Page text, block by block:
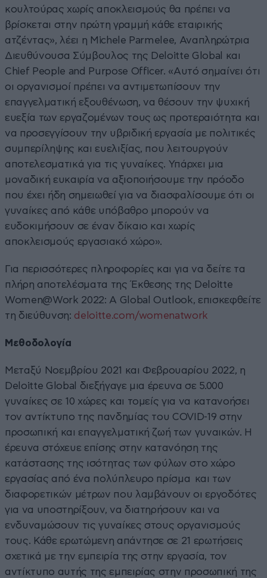
κουλτούρας χωρίς αποκλεισμούς θα πρέπει να
βρίσκεται στην πρώτη γραμμή κάθε εταιρικής
ατζέντας», λέει η Michele Parmelee, Αναπληρώτρια
Διευθύνουσα Σύμβουλος της Deloitte Global και
Chief People and Purpose Officer. «Αυτό σημαίνει ότι
οι οργανισμοί πρέπει να αντιμετωπίσουν την
επαγγελματική εξουθένωση, να θέσουν την ψυχική
ευεξία των εργαζομένων τους ως προτεραιότητα και
να προσεγγίσουν την υβριδική εργασία με πολιτικές
συμπερίληψης και ευελιξίας, που λειτουργούν
αποτελεσματικά για τις γυναίκες. Υπάρχει μια
μοναδική ευκαιρία να αξιοποιήσουμε την πρόοδο
που έχει ήδη σημειωθεί για να διασφαλίσουμε ότι οι
γυναίκες από κάθε υπόβαθρο μπορούν να
ευδοκιμήσουν σε έναν δίκαιο και χωρίς
αποκλεισμούς εργασιακό χώρο».
Για περισσότερες πληροφορίες και για να δείτε τα
πλήρη αποτελέσματα της Έκθεσης της Deloitte
Women@Work 2022: A Global Outlook, επισκεφθείτε
τη διεύθυνση: deloitte.com/womenatwork
Μεθοδολογία
Μεταξύ Νοεμβρίου 2021 και Φεβρουαρίου 2022, η
Deloitte Global διεξήγαγε μια έρευνα σε 5.000
γυναίκες σε 10 χώρες και τομείς για να κατανοήσει
τον αντίκτυπο της πανδημίας του COVID-19 στην
προσωπική και επαγγελματική ζωή των γυναικών. Η
έρευνα στόχευε επίσης στην κατανόηση της
κατάστασης της ισότητας των φύλων στο χώρο
εργασίας από ένα πολύπλευρο πρίσμα και των
διαφορετικών μέτρων που λαμβάνουν οι εργοδότες
για να υποστηρίξουν, να διατηρήσουν και να
ενδυναμώσουν τις γυναίκες στους οργανισμούς
τους. Κάθε ερωτώμενη απάντησε σε 21 ερωτήσεις
σχετικά με την εμπειρία της στην εργασία, τον
αντίκτυπο αυτής της εμπειρίας στην προσωπική της